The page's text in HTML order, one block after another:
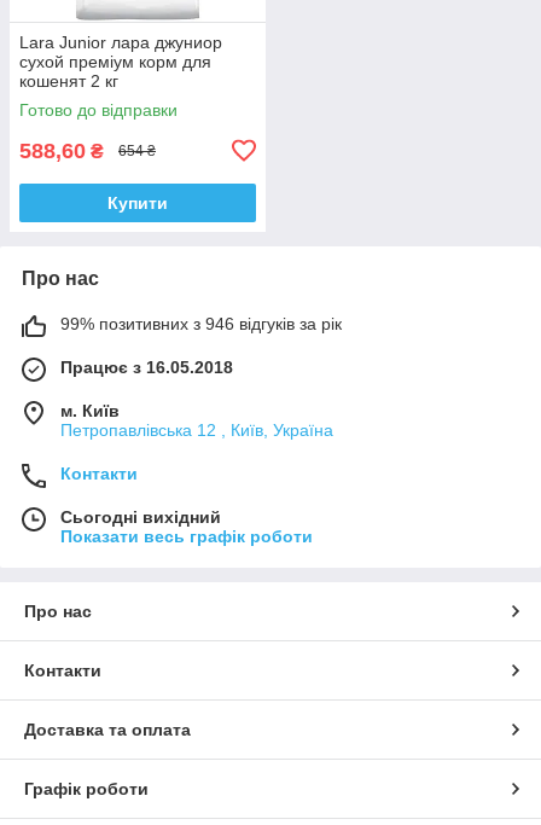
Lara Junior лара джуниор
сухой преміум корм для
кошенят 2 кг
Готово до відправки
588,60 ₴ 654 ₴
Купити
Про нас
99% позитивних з 946 відгуків за рік
Працює з 16.05.2018
м. Київ
Петропавлівська 12 , Київ, Україна
Контакти
Сьогодні вихідний
Показати весь графік роботи
Про нас
Контакти
Доставка та оплата
Графік роботи